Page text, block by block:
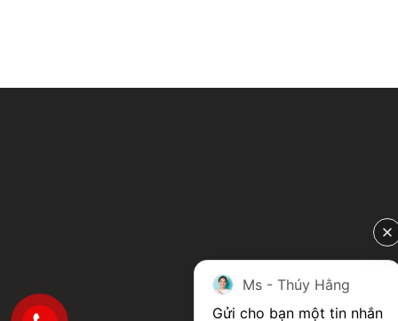
Ms - Thúy Hằng
Gửi cho bạn một tin nhắn